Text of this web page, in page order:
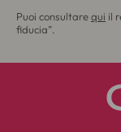
Puoi consultarequi il
fiducia”.